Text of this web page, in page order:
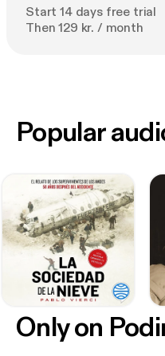
Start 14 days free trial
Then 129 kr. / month
Only on
Popular